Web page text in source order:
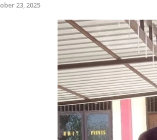
23, 2025